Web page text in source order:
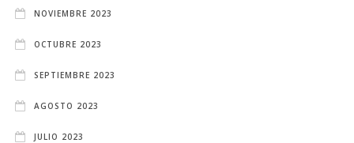
NOVIEMBRE 2023
OCTUBRE 2023
SEPTIEMBRE 2023
AGOSTO 2023
JULIO 2023